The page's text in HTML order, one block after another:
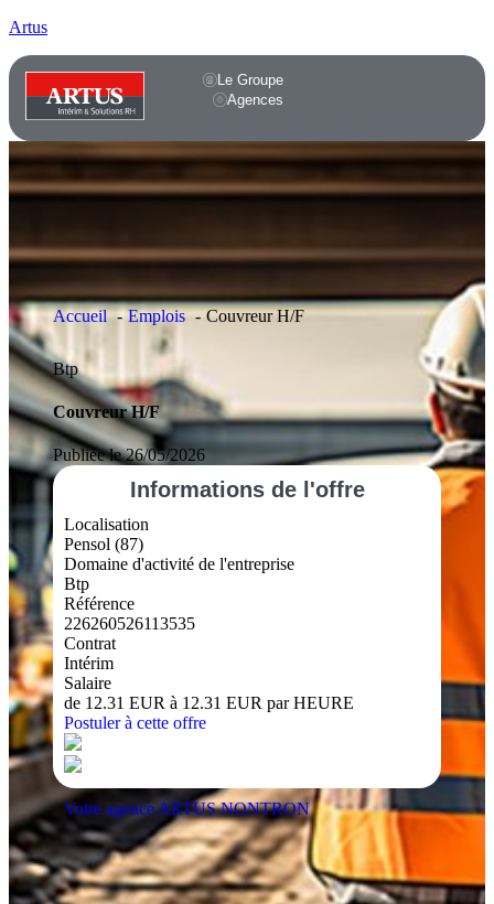
Artus
Le Groupe
Agences
Accueil Emplois Couvreur H/F
Btp
Couvreur H/F
Publiée le 26/05/2026
Informations de l'offre
Localisation
Pensol (87)
Domaine d'activité de l'entreprise
Btp
Référence
226260526113535
Contrat
Intérim
Salaire
de 12.31 EUR à 12.31 EUR par HEURE
Postuler à cette offre
Votre agence ARTUS NONTRON